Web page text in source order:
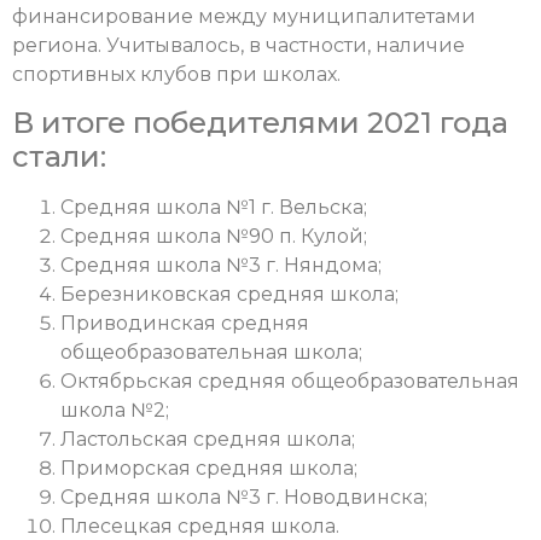
финансирование между муниципалитетами
региона. Учитывалось, в частности, наличие
спортивных клубов при школах.
В итоге победителями 2021 года
стали:
Средняя школа №1 г. Вельска;
Средняя школа №90 п. Кулой;
Средняя школа №3 г. Няндома;
Березниковская средняя школа;
Приводинская средняя
общеобразовательная школа;
Октябрьская средняя общеобразовательная
школа №2;
Ластольская средняя школа;
Приморская средняя школа;
Средняя школа №3 г. Новодвинска;
Плесецкая средняя школа.